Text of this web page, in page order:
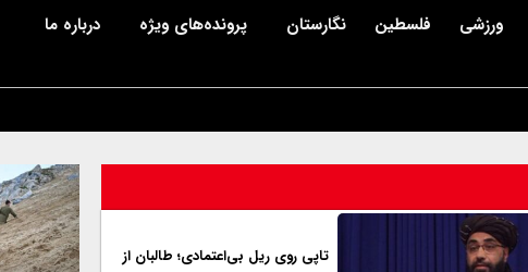
ورزشی فلسطین نگارستان پرونده‌های ویژه درباره ما
تاپی روی ریل بی‌اعتمادی؛ طالبان از